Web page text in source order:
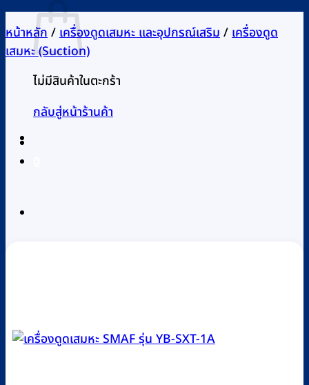
ไม่มีสินค้าในตะกร้า
กลับสู่หน้าร้านค้า
หน้าหลัก/เครื่องดูดเสมหะ และอุปกรณ์เสริม/เครื่องดูด
เสมหะ (Suction)